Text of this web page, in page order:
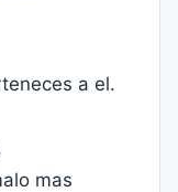
a el.
mas